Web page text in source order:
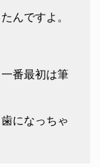
んですよ。
番最初は筆
になっちゃ